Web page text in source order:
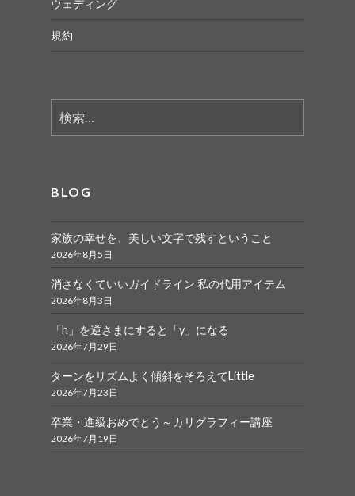
ウェディング
規約
索:
BLOG
家族の幸せを、美しい文字で残すということ
2026年8月5日
消さなくていいガイドライン 私の代用アイテム
2026年8月3日
「h」を逆さまにすると「y」になる
2026年7月29日
ターンをリズムよく傾斜をそろえてLittle
2026年7月23日
卒業・進級おめでとう～カリグラフィー講座
2026年7月19日